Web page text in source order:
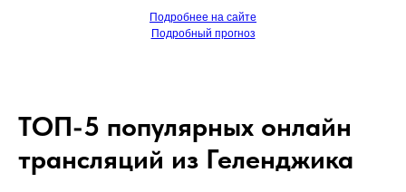
Подробнее на сайте
Подробный прогноз
ТОП-5 популярных онлайн
трансляций из Геленджика